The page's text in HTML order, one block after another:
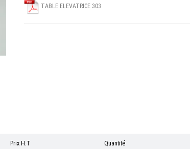
TABLE ELEVATRICE 303
Prix H.T Quantité